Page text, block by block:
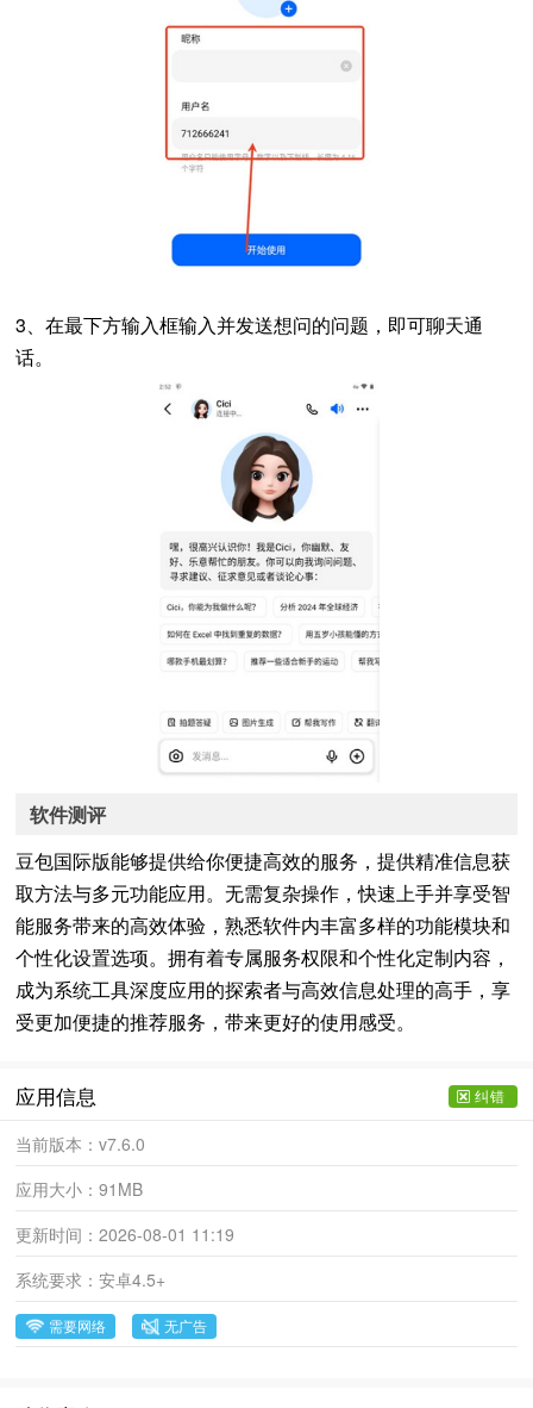
3、在最下方输入框输入并发送想问的问题，即可聊天通
话。
软件测评
豆包国际版能够提供给你便捷高效的服务，提供精准信息获
取方法与多元功能应用。无需复杂操作，快速上手并享受智
能服务带来的高效体验，熟悉软件内丰富多样的功能模块和
个性化设置选项。拥有着专属服务权限和个性化定制内容，
成为系统工具深度应用的探索者与高效信息处理的高手，享
受更加便捷的推荐服务，带来更好的使用感受。
应用信息
当前版本：v7.6.0
应用大小：91MB
更新时间：2026-08-01 11:19
系统要求：安卓4.5+
需要网络 无广告
纠错